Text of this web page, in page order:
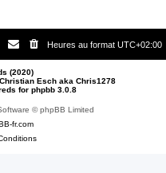
Heures au format UTC+02:00
(2020)
Christian Esch aka Chris1278
for phpbb 3.0.8
© phpBB Limited
fr.com